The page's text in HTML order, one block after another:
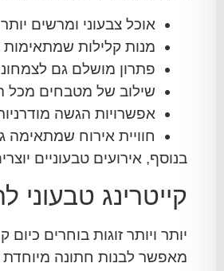
אוכל צבעוני ומרשים יותר
מנות קלילות שמתאימות
פתרון מושלם גם
שילוב של מטבחים מכל
אפשרויות הגשה מודרניות
חוויית אירוח שמתאימה
בנוסף, אירועים טבעוניים
קייטרינג טבעוני
יותר ויותר זוגות בוחרים
מאפשר לבנות חתונה מיוחדת